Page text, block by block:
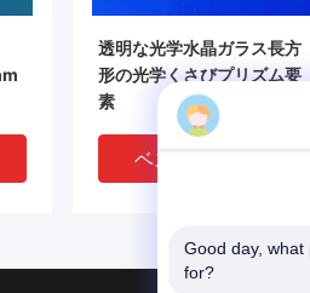
透明な光学水晶ガラス長方
形の光学くさびプリズム要
素
ベストプライス
Good day,
for?